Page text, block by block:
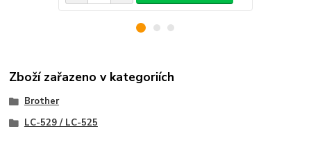
Zboží zařazeno v kategoriích
Brother
LC-529 / LC-525